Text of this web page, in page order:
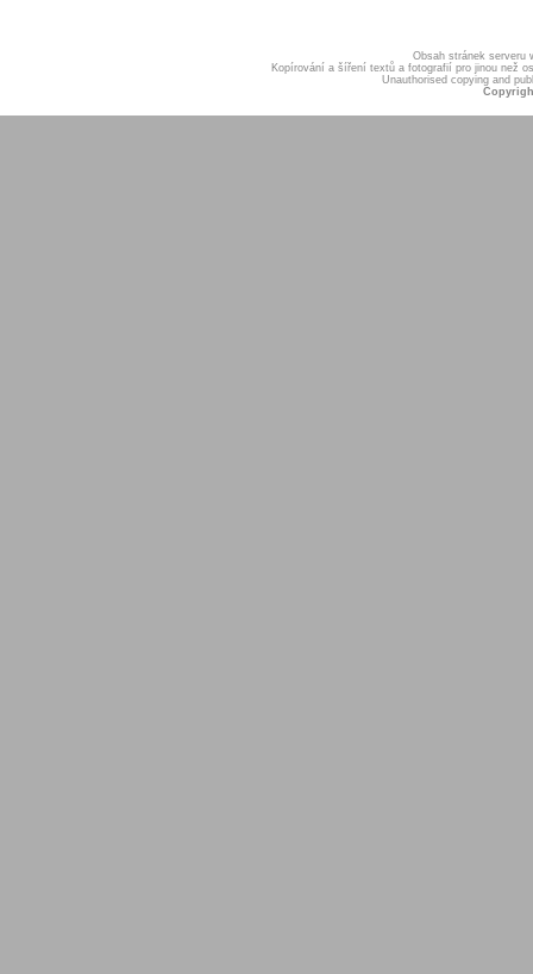
Obsah stránek serveru
Kopírování a šíření textů a fotografií pro jinou než
Unauthorised copying and